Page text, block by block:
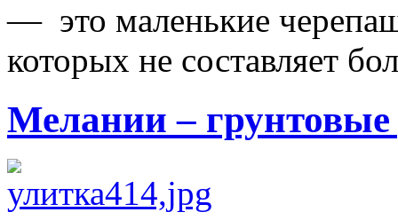
— это маленькие
которых не составляет
Мелании –